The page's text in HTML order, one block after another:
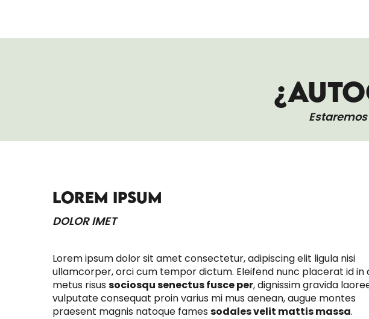
LOREM IPSUM
DOLOR IMET
Lorem ipsum dolor sit amet consectetur, adipiscing elit ligula nisi
ullamcorper, orci cum tempor dictum. Eleifend nunc placerat id in
metus risus sociosqu senectus fusce per, dignissim gravida
vulputate consequat proin varius mi mus aenean, augue montes
praesent magnis natoque fames sodales velit mattis massa.